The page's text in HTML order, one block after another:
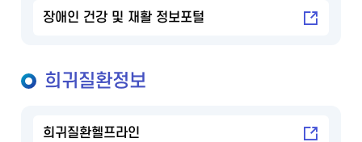
장애인 건강 및 재활 정보포털
희귀질환정보
희귀질환헬프라인